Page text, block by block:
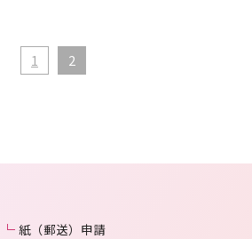
1 2
紙（郵送）申請